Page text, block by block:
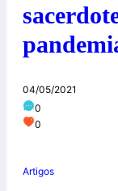
04/05/2021
0
0
Artigos